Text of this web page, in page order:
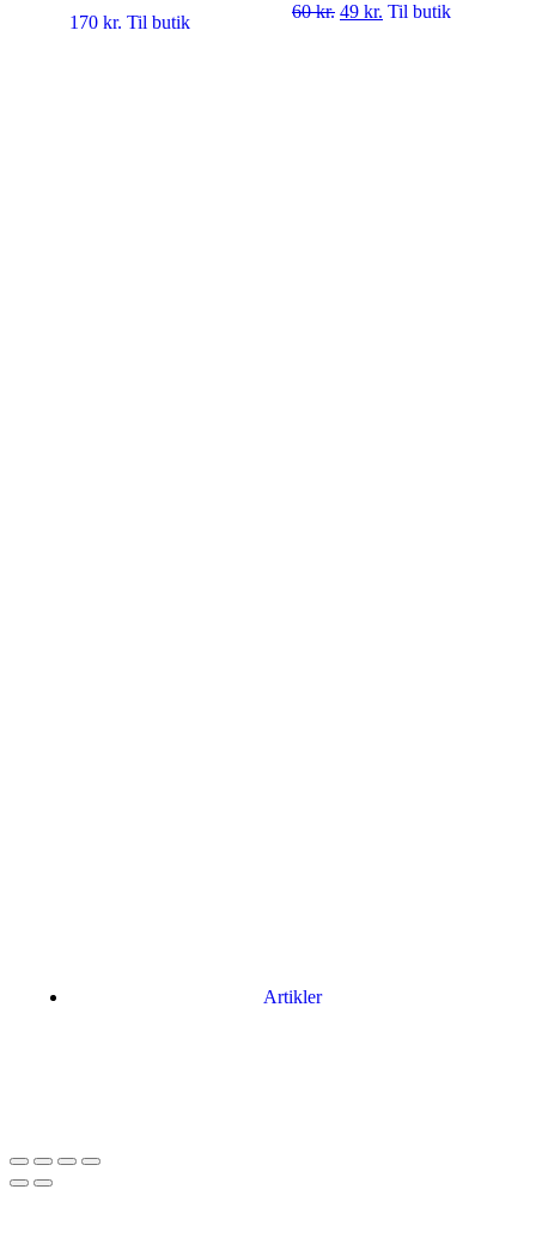
170 kr. Til butik
60kr. 49 kr. Til butik
Artikler